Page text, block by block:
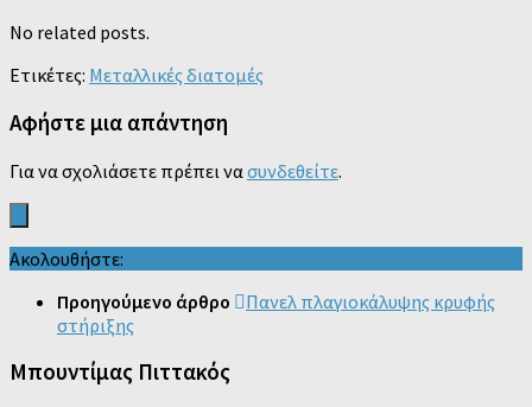
No related posts.
Ετικέτες: Μεταλλικές διατομές
Αφήστε μια απάντηση
Για να σχολιάσετε πρέπει να συνδεθείτε.
Ακολουθήστε:
Προηγούμενο άρθρο
Πανελ πλαγιοκάλυψης κρυφής
στήριξης
Μπουντίμας Πιττακός